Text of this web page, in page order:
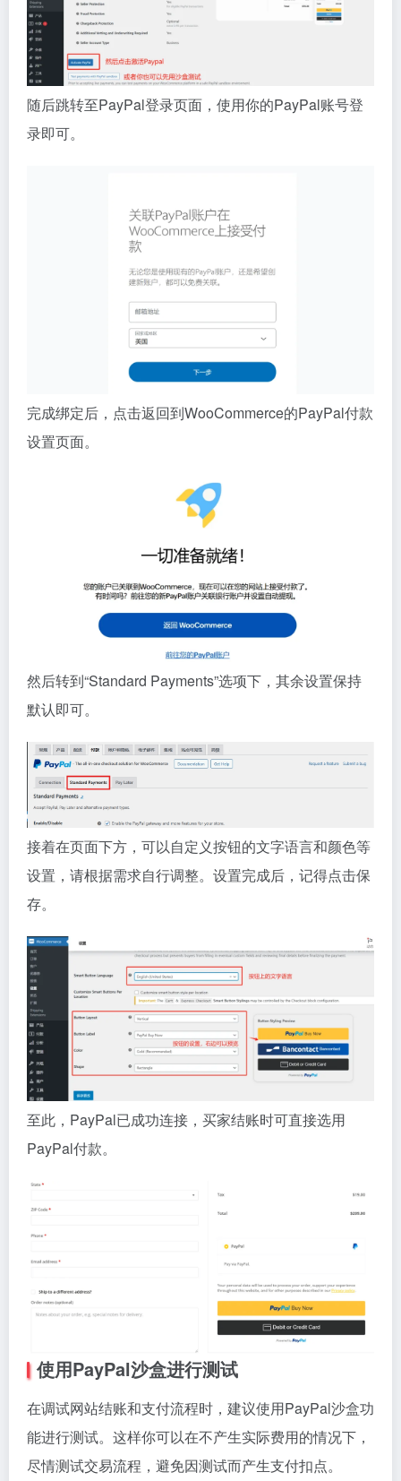
随后跳转至PayPal登录页面，使用你的PayPal账号登
录即可。
完成绑定后，点击返回到WooCommerce的PayPal付款
设置页面。
然后转到“Standard Payments”选项下，其余设置保持
默认即可。
接着在页面下方，可以自定义按钮的文字语言和颜色等
设置，请根据需求自行调整。设置完成后，记得点击保
存。
至此，PayPal已成功连接，买家结账时可直接选用
PayPal付款。
使用PayPal沙盒进行测试
在调试网站结账和支付流程时，建议使用PayPal沙盒功
能进行测试。这样你可以在不产生实际费用的情况下，
尽情测试交易流程，避免因测试而产生支付扣点。